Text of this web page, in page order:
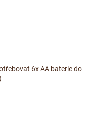
6x AA baterie do